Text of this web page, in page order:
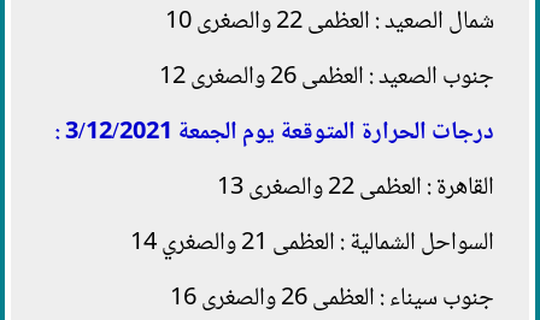
شمال الصعيد : العظمى 22 والصغرى 10
جنوب الصعيد : العظمى 26 والصغرى 12
درجات الحرارة المتوقعة يوم الجمعة 3/12/2021 :
القاهرة : العظمى 22 والصغرى 13
السواحل الشمالية : العظمى 21 والصغري 14
جنوب سيناء : العظمى 26 والصغرى 16